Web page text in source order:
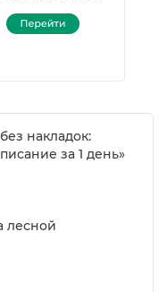
накладок:
за 1 день»
лесной